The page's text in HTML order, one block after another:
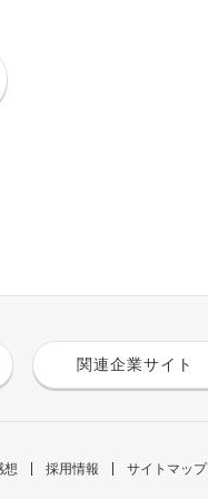
関連企業サイト
想 採用情報 サイトマップ